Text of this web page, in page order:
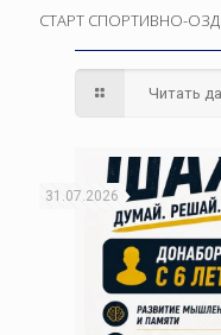
СТАРТ СПОРТИВНО-
Читать
31.07.2026